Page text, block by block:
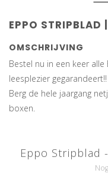
EPPO
OMSCHRIJVING
Bestel nu in een keer
leesplezier gegarandeert!!
Berg de hele jaargang
boxen.
Eppo Stripblad